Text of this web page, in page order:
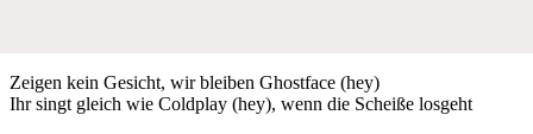
Zeigen kein Gesicht, wir bleiben Ghostface (hey)
Ihr singt gleich wie Coldplay (hey), wenn die Scheiße losgeht